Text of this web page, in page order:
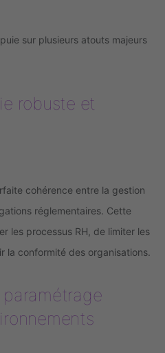
sur plusieurs atouts majeurs
robuste et
cohérence entre la gestion
réglementaires. Cette
les processus RH, de limiter les
la conformité des organisations.